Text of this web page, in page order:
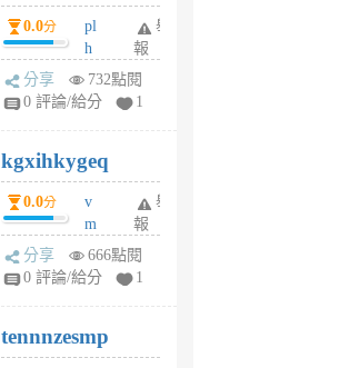
月
前
月
前
0.0分
pl
h
wi
w
6
個
月
前
舉
報
分享
732點閱
0 評論/給分
1
kgxihkygeq
0.0分
v
m
sg
sr
6
個
舉
報
分享
666點閱
0 評論/給分
1
tennnzesmp